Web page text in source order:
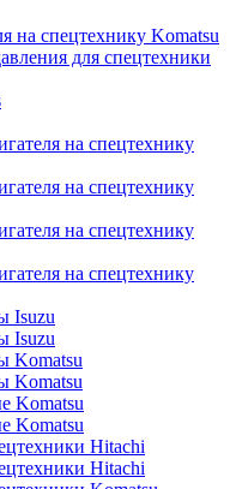
на спецтехнику Komatsu
для спецтехники
на спецтехнику
на спецтехнику
на спецтехнику
на спецтехнику
Isuzu
Isuzu
Komatsu
Komatsu
Komatsu
Komatsu
Hitachi
Hitachi